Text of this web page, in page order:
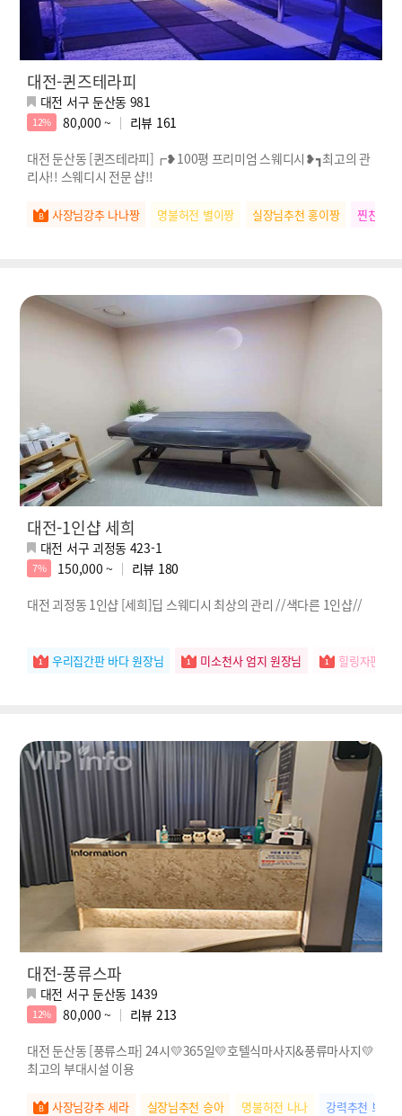
대전-퀸즈테라피
대전 서구 둔산동 981
12% 80,000 ~ 리뷰 161
대전 둔산동 [퀸즈테라피]┏❥100평 프리미엄 스웨디시❥┓최고의 관
리사!! 스웨디시 전문 샵!!
사장님강추 나나짱 명불허전 별이짱 실장님추천 홍이짱 찐친절
대전-1인샵 세희
대전 서구 괴정동 423-1
7% 150,000 ~ 리뷰 180
대전 괴정동 1인샵 [세희]딥 스웨디시 최상의 관리 //색다른 1인샵//
우리집간판 바다 원장님 미소천사 엄지 원장님 힐링자판기
대전-풍류스파
대전 서구 둔산동 1439
12% 80,000 ~ 리뷰 213
대전 둔산동 [풍류스파] 24시💛365일💛호텔식마사지&풍류마사지💛
최고의 부대시설 이용
사장님강추 세라 실장님추천 승아 명불허전 나나 강력추천 보영